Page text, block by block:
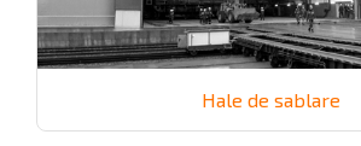
Hale de sablare